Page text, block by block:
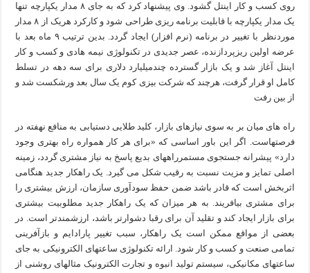
روی کسب و کار اینتل گشود. وی پیشنهاد کرد که به جای ۸ مدار یکپارچه تنها
یک مدار یکپارچه با قابلیت برنامه ریزی طراحی شود و کارکرد هریک از ۸ مدار
موردنظر با تغییر در برنامه (نرم افزار) ایجاد گردد. بدین ترتیب ۹ ماه بعد با
عرضه اولین ریزپردازنده، عصر جدیدی در تکنولوژی نیمه هادی و کسب و کار
اینتل آغاز شد و یک بازار گسترده چندمیلیارد دلاری برای سه دهه در تسلط
کامل او قرار گرفت، هرچند که شرکت بیزی کوم یک سال بعد ورشکست شد و
از بین رفت
راه های میان بر به سوی نیازهای بازار، کلید طلایی دستیابی به منافع نهفته در
فرصتهاست. اگر این باور اساسی که «برای هر کار همواره راه بهتری وجود
دارد» پیشرانه جستجوی مستمرراههای بدیع پاسخ به نیاز مشتری گردد، زمینه
اصلی تمایز و مزیت نسبت به رقیب شکل می گیرد. یک راهکار جدید هنگامی
اثربخش است که قادر باشد ضمن حفظ سودآوری سازمان، ارزش بیشتری را
برای مشتری بیافریند. به هر میزان که یک راهکار جدید مطلوبیت بیشتری
برای بازار ایجاد کند و تقلید آن برای رقبا دشوارتر باشد، ارزشمندتر است. در
بعضی از مواقع ممکن است یک راهکار، سبب تغییر پارادایم و بازآفرینی
تمامی صنعت و کسب و کار شود. ارائه تکنولوژی ساعتهای الکترونیکی به جای
ساعتهای مکانیکی، سیستم تولید انبوه و تجارت الکترونیک مثالهای روشنی از